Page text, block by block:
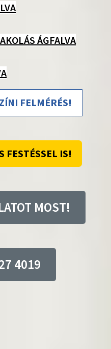
ÁGFALVA
FELMÉRÉS!
FESTÉSSEL IS!
MOST!
4019